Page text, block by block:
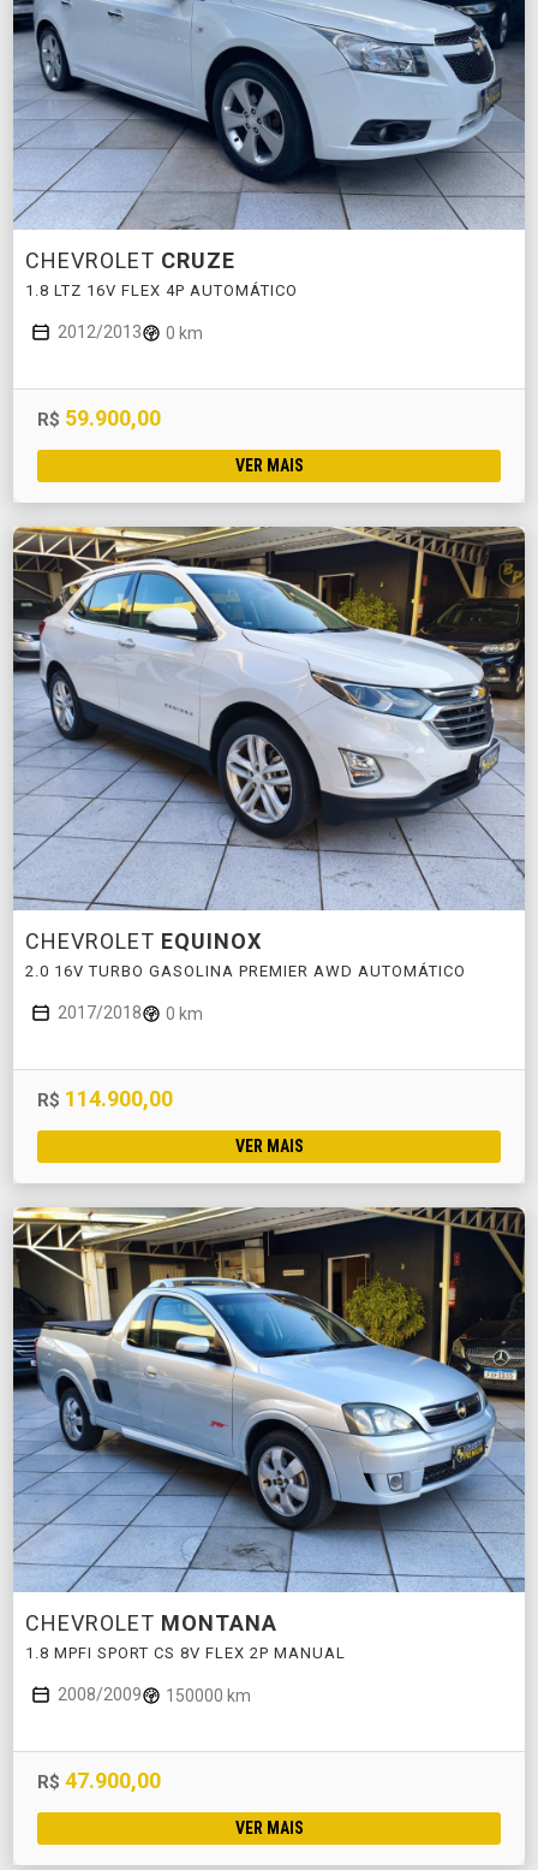
CHEVROLET CRUZE
1.8 LTZ 16V FLEX 4P AUTOMÁTICO
2012/2013 0 km
R$ 59.900,00
VER MAIS
CHEVROLET EQUINOX
2.0 16V TURBO GASOLINA PREMIER AWD AUTOMÁTICO
2017/2018 0 km
R$ 114.900,00
VER MAIS
CHEVROLET MONTANA
1.8 MPFI SPORT CS 8V FLEX 2P MANUAL
2008/2009 150000 km
R$ 47.900,00
VER MAIS